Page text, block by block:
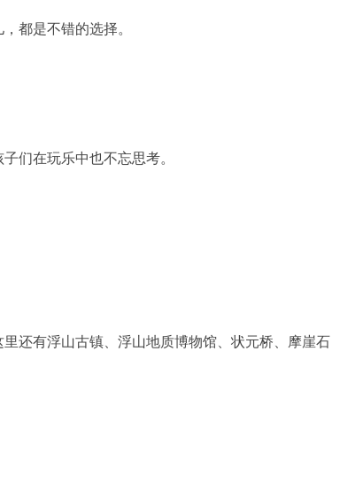
都是不错的选择。
们在玩乐中也不忘思考。
还有浮山古镇、浮山地质博物馆、状元桥、摩崖石